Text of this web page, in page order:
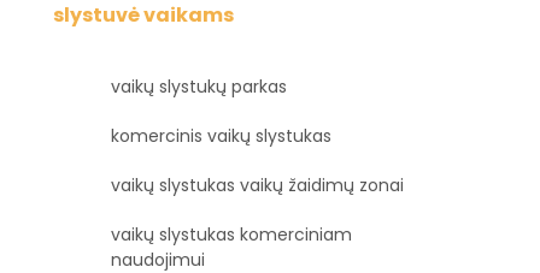
slystuvė vaikams
vaikų slystukų parkas
komercinis vaikų slystukas
vaikų slystukas vaikų žaidimų zonai
vaikų slystukas komerciniam
naudojimui